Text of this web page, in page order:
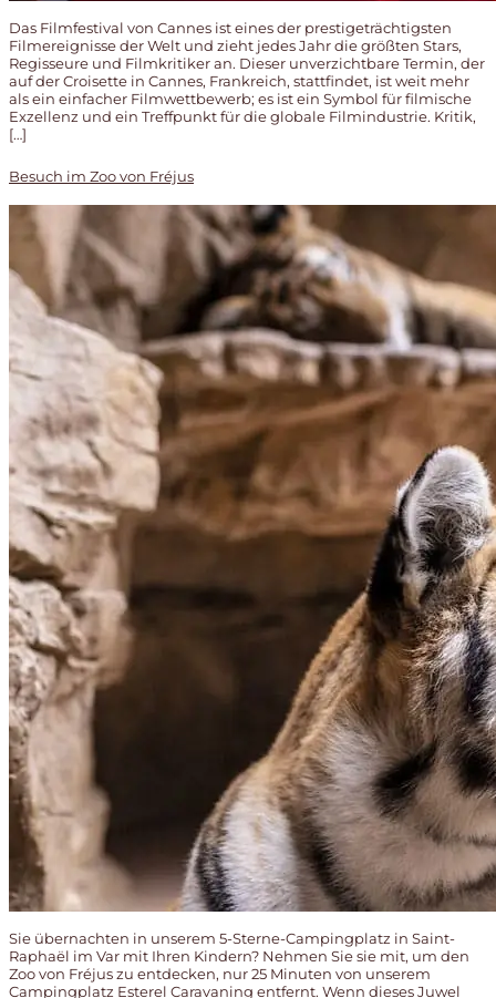
Das Filmfestival von Cannes ist eines der prestigeträchtigsten
Filmereignisse der Welt und zieht jedes Jahr die größten Stars,
Regisseure und Filmkritiker an. Dieser unverzichtbare Termin, der
auf der Croisette in Cannes, Frankreich, stattfindet, ist weit mehr
als ein einfacher Filmwettbewerb; es ist ein Symbol für filmische
Exzellenz und ein Treffpunkt für die globale Filmindustrie. Kritik,
[…]
Besuch im Zoo von Fréjus
Sie übernachten in unserem 5-Sterne-Campingplatz in Saint-
Raphaël im Var mit Ihren Kindern? Nehmen Sie sie mit, um den
Zoo von Fréjus zu entdecken, nur 25 Minuten von unserem
Campingplatz Esterel Caravaning entfernt. Wenn dieses Juwel